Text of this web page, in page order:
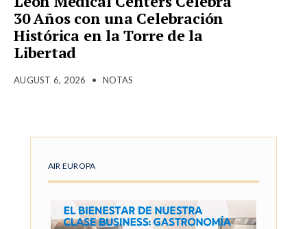
30 Años con una Celebración
Histórica en la Torre de la
Libertad
AUGUST 6, 2026 • NOTAS
AIR EUROPA